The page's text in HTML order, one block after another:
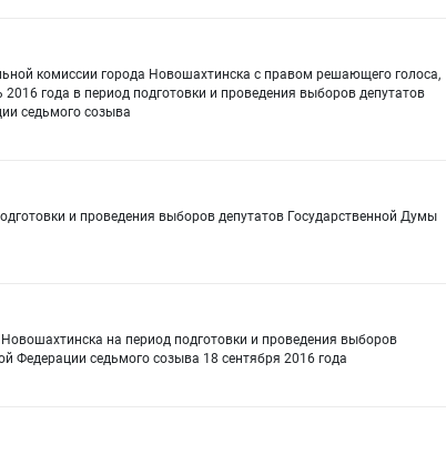
комиссии города Новошахтинска с правом решающего голоса,
года в период подготовки и проведения выборов депутатов
седьмого созыва
и проведения выборов депутатов Государственной Думы
на период подготовки и проведения выборов
Федерации седьмого созыва 18 сентября 2016 года